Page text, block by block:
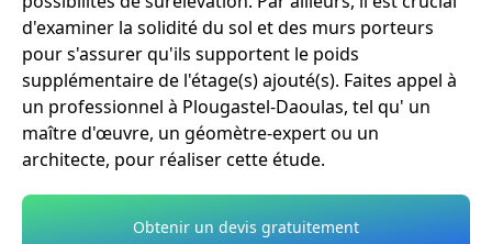
d'examiner la solidité du sol et des murs porteurs
pour s'assurer qu'ils supportent le poids
supplémentaire de l'étage(s) ajouté(s). Faites appel à
un professionnel à Plougastel-Daoulas, tel qu' un
maître d'œuvre, un géomètre-expert ou un
architecte, pour réaliser cette étude.
Obtenir un devis gratuitement